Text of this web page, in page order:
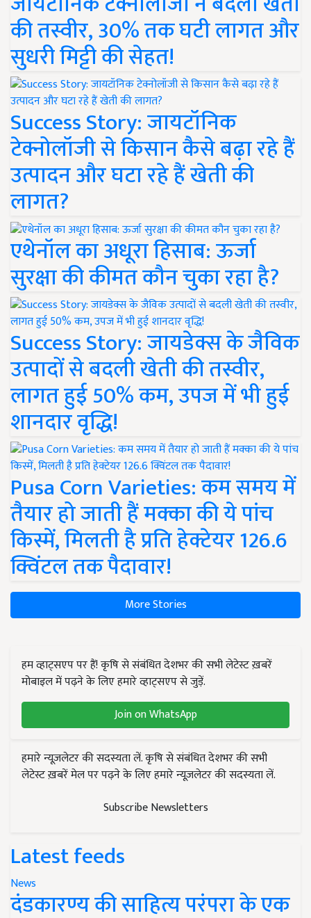
की तस्वीर, 30% तक घटी लागत और
सुधरी मिट्टी की सेहत!
Success Story: जायटॉनिक
टेक्नोलॉजी से किसान कैसे बढ़ा रहे हैं
उत्पादन और घटा रहे हैं खेती की
लागत?
एथेनॉल का अधूरा हिसाब: ऊर्जा
सुरक्षा की कीमत कौन चुका रहा है?
Success Story: जायडेक्स के जैविक
उत्पादों से बदली खेती की तस्वीर,
लागत हुई 50% कम, उपज में भी हुई
शानदार वृद्धि!
Pusa Corn Varieties: कम समय में
तैयार हो जाती हैं मक्का की ये पांच
किस्में, मिलती है प्रति हेक्टेयर 126.6
क्विंटल तक पैदावार!
More Stories
हम व्हाट्सएप पर हैं! कृषि से संबंधित देशभर की सभी लेटेस्ट ख़बरें
मोबाइल में पढ़ने के लिए हमारे व्हाट्सएप से जुड़ें.
Join on WhatsApp
हमारे न्यूज़लेटर की सदस्यता लें. कृषि से संबंधित देशभर की सभी
लेटेस्ट ख़बरें मेल पर पढ़ने के लिए हमारे न्यूज़लेटर की सदस्यता लें.
Subscribe Newsletters
Latest feeds
News
दंडकारण्य की साहित्य परंपरा के एक